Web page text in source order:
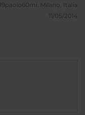
19paolo60mi. Milano, Italia
11/05/2014